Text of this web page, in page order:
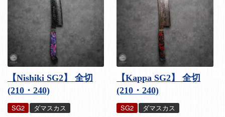
【Nishiki SG2】 全切
(210・240)
SG2 ダマスカス
【Kappa SG2】 全切
(210・240)
SG2 ダマスカス